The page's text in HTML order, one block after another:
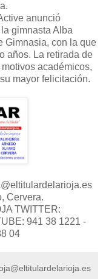
anunció
gimnasta Alba
Gimnasia, con la que
años. La retirada de
académicos,
mayor felicitación.
Cervera.
TWITTER:
941 38 1221 -
04